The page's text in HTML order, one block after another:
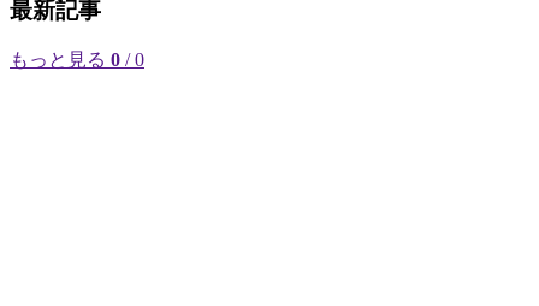
最新記事
もっと見る 0 / 0